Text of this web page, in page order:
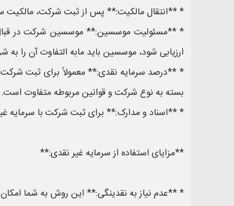
* **انتقال مالکیت:** پس از ثبت شرکت، مالکیت
* **مسئولیت موسسین:** موسسین شرکت در قبال
ارزیابی شود، موسسین باید مابه التفاوت آن را به
* **درصد سرمایه نقدی:** معمولاً برای ثبت
بسته به نوع شرکت و قوانین مربوطه متفاوت است.
* **اسناد و مدارک:** برای ثبت شرکت با سرمایه
**مزایای استفاده از سرمایه غیر نقدی:**
* **عدم نیاز به نقدینگی:** این روش به شما